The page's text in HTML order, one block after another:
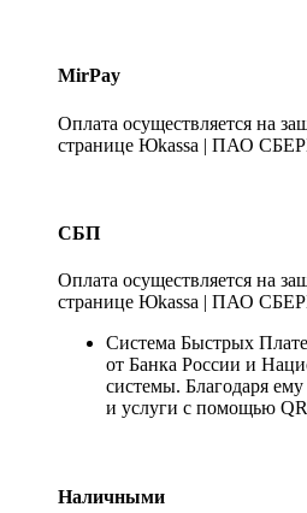
MirPay
Оплата осуществляется на
странице Юkassa | ПАО
СБП
Оплата осуществляется на
странице Юkassa | ПАО
Система Быстрых
от Банка России и
системы. Благодаря
и услуги с помощью
Наличными